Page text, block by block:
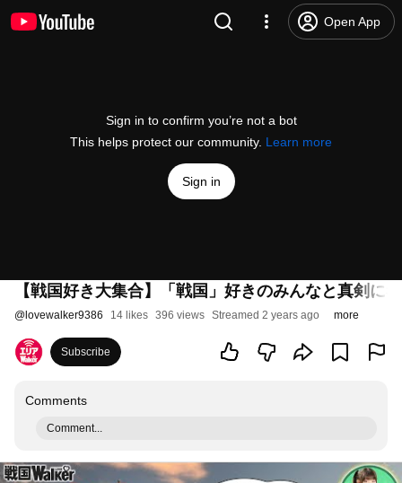
Open App
Sign in to confirm you’re not a bot
This helps protect our community. Learn more
Sign in
【戦国好き大集合】「戦国」好きのみんなと真剣
@ lovewalker9386 14 likes 396 views Streamed 2 years ago more
Subscribe
Comments
Comment...